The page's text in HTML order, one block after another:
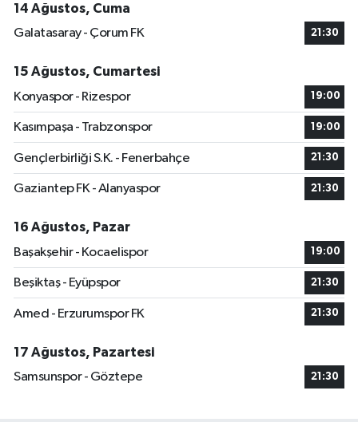
14 Ağustos, Cuma
Galatasaray - Çorum FK
21:30
15 Ağustos, Cumartesi
Konyaspor - Rizespor
19:00
Kasımpaşa - Trabzonspor 19:00
Gençlerbirliği S.K. - Fenerbahçe 21:30
Gaziantep FK - Alanyaspor 21:30
16 Ağustos, Pazar
Başakşehir - Kocaelispor
19:00
Beşiktaş - Eyüpspor 21:30
Amed - Erzurumspor FK 21:30
17 Ağustos, Pazartesi
Samsunspor - Göztepe
21:30